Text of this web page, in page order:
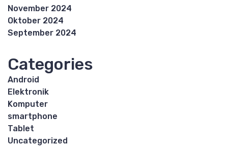
November 2024
Oktober 2024
September 2024
Categories
Android
Elektronik
Komputer
smartphone
Tablet
Uncategorized